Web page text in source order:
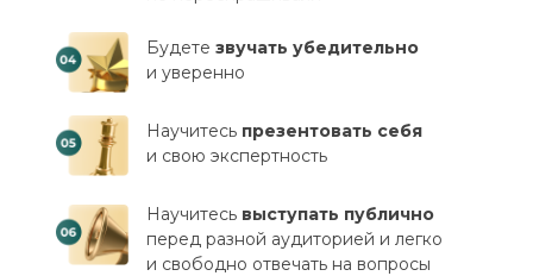
Научитесь выступать публично
перед разной аудиторией и легко
и свободно отвечать на вопросы
Будете звучать убедительно
и уверенно
Научитесь презентовать себя
и свою экспертность